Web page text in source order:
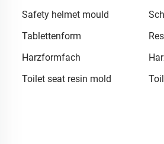
Safety helmet mould
Tablettenform
Harzformfach
Toilet seat resin mold